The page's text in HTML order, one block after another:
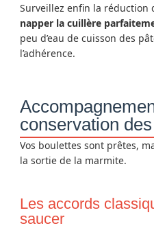
Surveillez enfin la réduction
napper la cuillère
peu d’eau de cuisson des
l’adhérence.
conservation
Vos boulettes sont prêtes,
la sortie de la marmite.
Les accords
saucer